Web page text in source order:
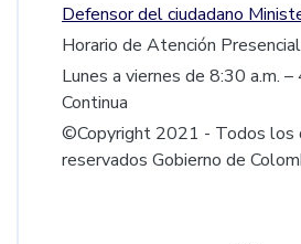
Defensor del ciudadano
Horario de Atención
Lunes a viernes de 8:30 a.m. –
Continua
©Copyright 2021 - Todos los
reservados Gobierno de